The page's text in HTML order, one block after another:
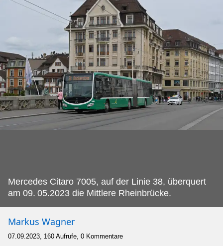
Mercedes Citaro 7005, auf der Linie 38, überquert
am 09. 05.2023 die Mittlere Rheinbrücke.
Markus Wagner
07.09.2023, 160 Aufrufe, 0 Kommentare